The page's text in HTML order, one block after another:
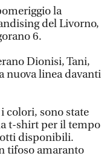
la
del Livorno,
6.
Dionisi, Tani,
nuova linea davanti
colori, sono state
t-shirt per il tempo
disponibili.
tifoso amaranto